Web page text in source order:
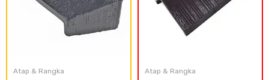
Atap & Rangka Atap & Rangka